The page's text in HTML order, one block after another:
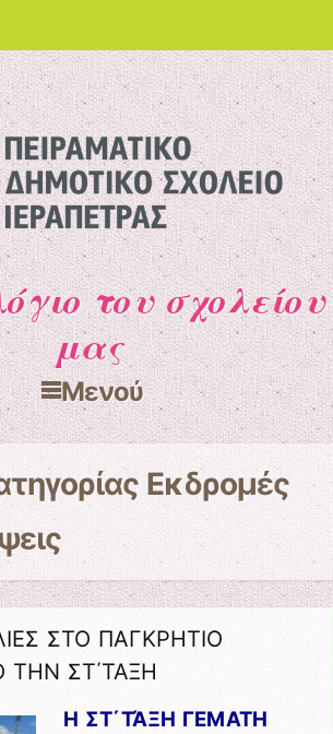
του σχολείου
μας
Μενού
Εκδρομές
ΣΤΟ ΠΑΓΚΡΗΤΙΟ
ΤΗΝ ΣΤ΄ΤΑΞΗ
Η ΣΤ΄ΤΆΞΗ ΓΕΜΑΤΗ